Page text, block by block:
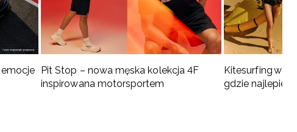
Pit Stop – nowa męska kolekcja 4F
inspirowana motorsportem
Kitesurfing w
gdzie najlepiej